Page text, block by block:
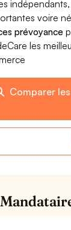
voire
prévoyance
les
Comparer